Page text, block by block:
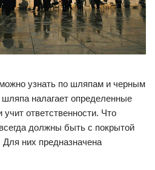
узнать по шляпам и черным
налагает определенные
ответственности. Что
должны быть с покрытой
них предназначена